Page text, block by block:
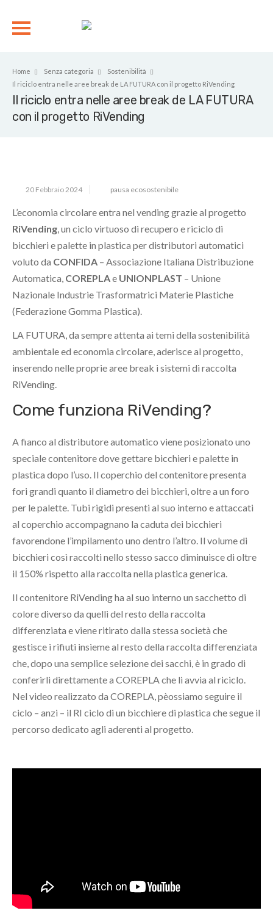
Home Senza categoria
Sostenibilità
Il riciclo entra nelle aree break de LA FUTURA con il progetto RiVending
Il riciclo entra nelle aree break de LA FUTURA
con il progetto RiVending
20 Febbraio 2024 pausa ecosostenibile
L’economia circolare entra nel vending grazie al progetto
RiVending, un ciclo virtuoso di recupero e riciclo di
bicchieri e palette in plastica per distributori automatici
voluto da CONFIDA – Associazione Italiana Distribuzione
Automatica, COREPLAe UNIONPLAST – Unione
Nazionale Industrie Trasformatrici Materie Plastiche
(Federazione Gomma Plastica).
LA FUTURA, da sempre attenta ai temi della sostenibilità
ambientale ed economia circolare, aderisce al progetto,
inserendo nelle proprie aree break i sistemi di raccolta
RiVending.
Come funziona RiVending?
A fianco al distributore automatico viene posizionato uno
speciale contenitore dove gettare bicchieri e palette in
plastica dopo l’uso. Il coperchio del contenitore presenta
fori grandi quanto il diametro dei bicchieri, oltre a un foro
per le palette. Tubi rigidi presenti al suo interno e attaccati
al coperchio accompagnano la caduta dei bicchieri
favorendone l’impilamento uno dentro l’altro. Il volume di
bicchieri così raccolti nello stesso sacco diminuisce di oltre
il 150% rispetto alla raccolta nella plastica generica.
Il contenitore RiVending ha al suo interno un sacchetto di
colore diverso da quelli del resto della raccolta
differenziata e viene ritirato dalla stessa società che
gestisce i rifiuti insieme al resto della raccolta differenziata
che, dopo una semplice selezione dei sacchi, è in grado di
conferirli direttamente a COREPLA che li avvia al riciclo.
Nel video realizzato da COREPLA, pèossiamo seguire il
ciclo – anzi – il RI ciclo di un bicchiere di plastica che segue il
percorso dedicato agli aderenti al progetto.